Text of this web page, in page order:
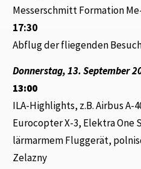
Messerschmitt Formation
17:30
Abflug der fliegenden
Donnerstag, 13. September
13:00
ILA-Highlights, z.B. Airbus A-
Eurocopter X-3, Elektra One
lärmarmem Fluggerät,
Zelazny